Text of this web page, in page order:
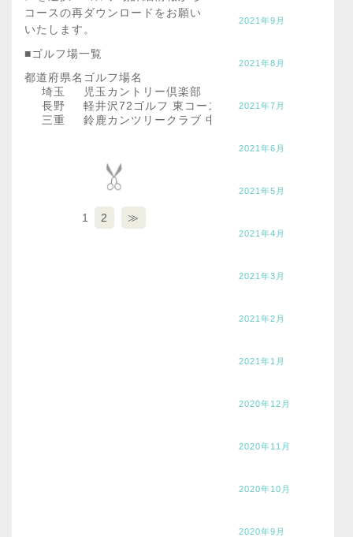
コースの再ダウンロードをお願い
いたします。
■ゴルフ場一覧
都道府県名 ゴルフ場名
埼玉
児玉カントリー倶楽部
長野
軽井沢72ゴルフ 東コース
三重
鈴鹿カンツリークラブ 中コース
1 2 ≫
2021年9月
2021年8月
2021年7月
2021年6月
2021年5月
2021年4月
2021年3月
2021年2月
2021年1月
2020年12月
2020年11月
2020年10月
2020年9月